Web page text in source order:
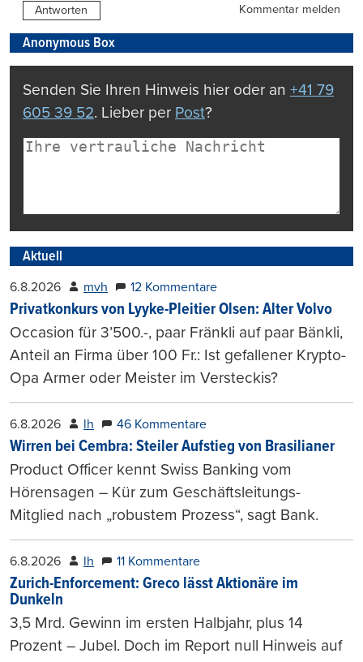
Antworten Kommentar melden
Anonymous Box
Senden Sie Ihren Hinweis hier oder an +41 79
605 39 52. Lieber per Post?
Aktuell
6.8.2026 mvh 12 Kommentare
Privatkonkurs von Lyyke-Pleitier Olsen: Alter Volvo
Occasion für 3’500.-, paar Fränkli auf paar Bänkli,
Anteil an Firma über 100 Fr.: Ist gefallener Krypto-
Opa Armer oder Meister im Versteckis?
6.8.2026 lh 46 Kommentare
Wirren bei Cembra: Steiler Aufstieg von Brasilianer
Product Officer kennt Swiss Banking vom
Hörensagen – Kür zum Geschäftsleitungs-
Mitglied nach „robustem Prozess“, sagt Bank.
6.8.2026 lh 11 Kommentare
Zurich-Enforcement: Greco lässt Aktionäre im
Dunkeln
3,5 Mrd. Gewinn im ersten Halbjahr, plus 14
Prozent – Jubel. Doch im Report null Hinweis auf